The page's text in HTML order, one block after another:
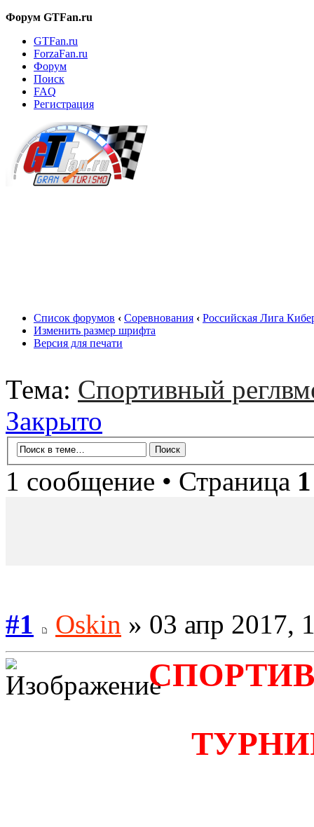
Форум GTFan.ru
GTFan.ru
ForzaFan.ru
Форум
Поиск
FAQ
Регистрация
Список форумов ‹ Соревнования ‹ Российская Лига
Изменить размер шрифта
Версия для печати
Тема: Спортивный
Закрыто
1 сообщение • Страница 1
#1 Oskin » 03 апр 2017,